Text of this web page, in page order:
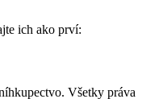
ich ako prví:
Všetky práva